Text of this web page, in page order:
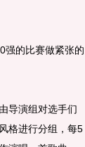
的比赛做紧张的
导演组对选手们
格进行分组，每5